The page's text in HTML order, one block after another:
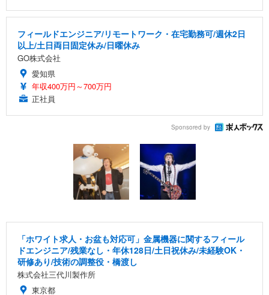
フィールドエンジニア/リモートワーク・在宅勤務可/週休2日
以上/土日両日固定休み/日曜休み
GO株式会社
愛知県
年収400万円～700万円
正社員
Sponsored by
「ホワイト求人・お盆も対応可」金属機器に関するフィール
ドエンジニア/残業なし・年休128日/土日祝休み/未経験OK・
研修あり/技術の調整役・橋渡し
株式会社三代川製作所
東京都